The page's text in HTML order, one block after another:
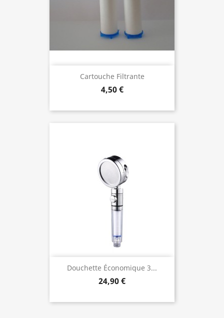
Cartouche Filtrante
4,50 €
Douchette Économique 3...
24,90 €